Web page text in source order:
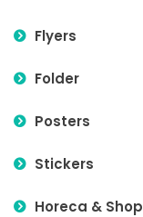
Flyers
Folder
Posters
Stickers
Horeca & Shop